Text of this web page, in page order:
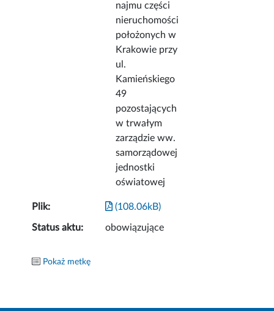
najmu części
nieruchomości
położonych w
Krakowie przy
ul.
Kamieńskiego
49
pozostających
w trwałym
zarządzie ww.
samorządowej
jednostki
oświatowej
Plik: (108.06kB)
Status aktu: obowiązujące
Pokaż metkę